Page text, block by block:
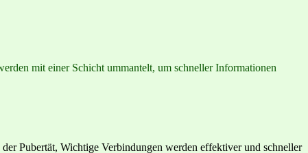
mit einer Schicht ummantelt, um schneller Informationen